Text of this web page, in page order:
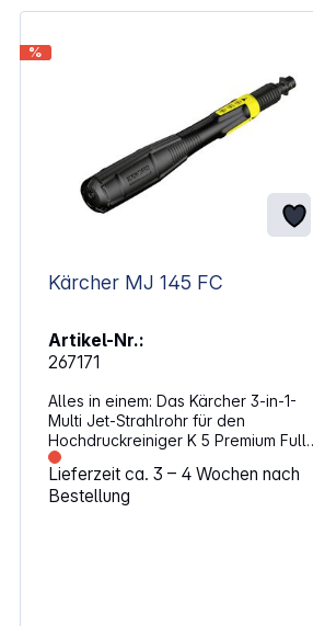
%
Kärcher MJ 145 FC
Artikel-Nr.:
267171
Alles in einem: Das Kärcher 3-in-1-
Multi Jet-Strahlrohr für den
Hochdruckreiniger K 5 Premium Full
Control Plus (ab 2017) mit G 180 Q
Control Plus Power Gun. Jetzt
wechseln Sie nur noch den Strahl –
Lieferzeit ca. 3 – 4 Wochen nach
Bestellung